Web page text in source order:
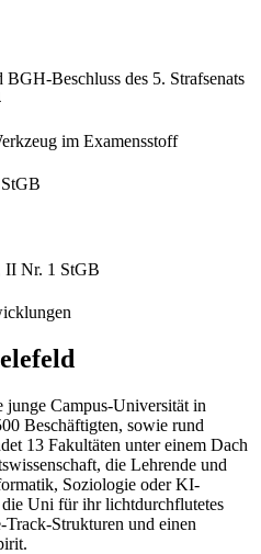
Beschluss des 5. Strafsenats
im Examensstoff
II Nr. 1 StGB
Campus-Universität in
Beschäftigten, sowie rund
13 Fakultäten unter einem Dach
die Lehrende und
Soziologie oder KI-
Uni für ihr lichtdurchflutetes
Track-Strukturen und einen